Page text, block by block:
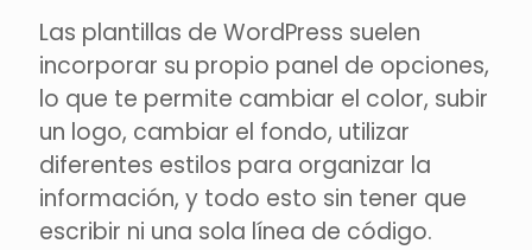
Las plantillas de WordPress suelen
incorporar su propio panel de opciones,
lo que te permite cambiar el color, subir
un logo, cambiar el fondo, utilizar
diferentes estilos para organizar la
información, y todo esto sin tener que
escribir ni una sola línea de código.